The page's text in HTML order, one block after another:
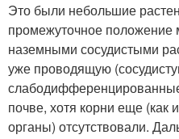
Это были небольшие
промежуточное
наземными сосудистыми
уже проводящую
почве, хотя корни еще (как
органы) отсутствовали.